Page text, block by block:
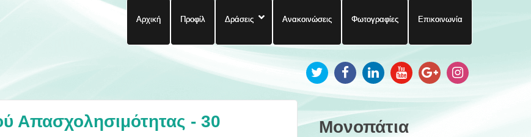
Αρχική Προφίλ Δράσεις Ανακοινώσεις Φωτογραφίες Επικοινωνία
Απασχολησιμότητας - 30
Μονοπάτια